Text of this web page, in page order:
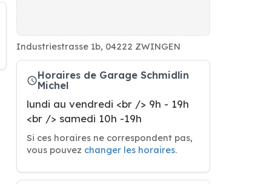
Industriestrasse 1b, 04222 ZWINGEN
Horaires de Garage Schmidlin
Michel
lundi au vendredi <br /> 9h - 19h
<br /> samedi 10h -19h
Si ces horaires ne correspondent pas,
vous pouvez changer les horaires.